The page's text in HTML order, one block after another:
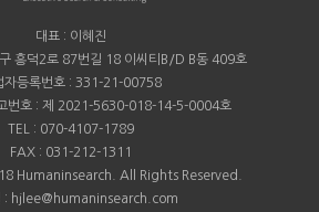
대표 : 이혜진
흥덕2로 87번길 18 이씨티B/D B동 409호
자등록번호 : 331-21-00758
번호 : 제 2021-5630-018-14-5-0004호
TEL : 070-4107-1789
FAX : 031-212-1311
Humaninsearch. All Rights Reserved.
: hjlee@humaninsearch.com